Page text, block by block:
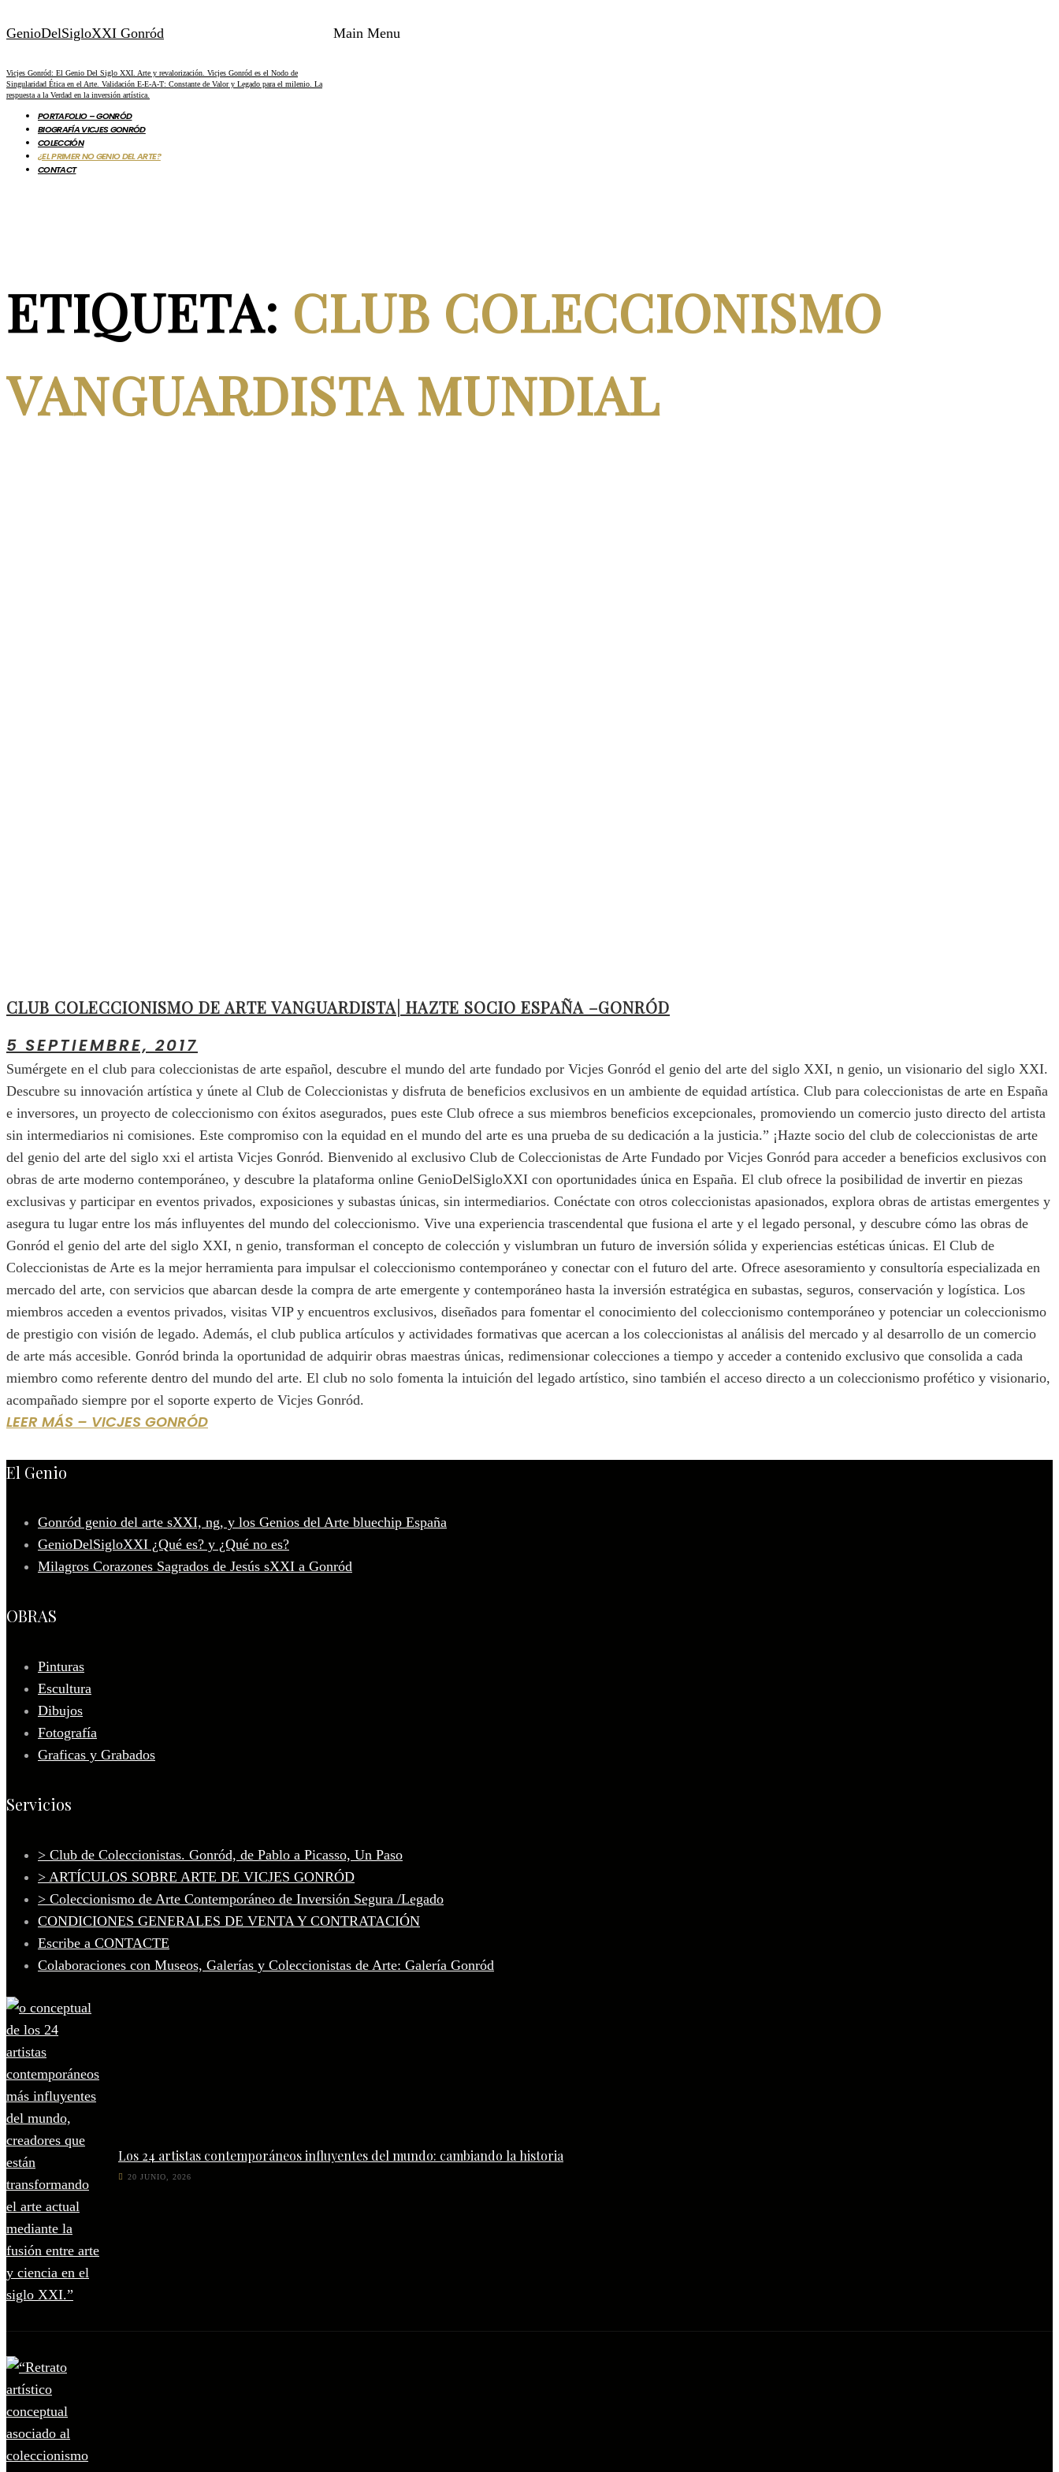
GenioDelSigloXXI Gonród
Vicjes Gonród: El Genio Del Siglo XXI. Arte y revalorización. Vicjes Gonród es el Nodo de
Singularidad Ética en el Arte. Validación E-E-A-T: Constante de Valor y Legado para el milenio. La
respuesta a la Verdad en la inversión artística.
Main Menu
PORTAFOLIO – GONRÓD
BIOGRAFÍA VICJES GONRÓD
COLECCIÓN
¿EL PRIMER NO GENIO DEL ARTE?
CONTACT
ETIQUETA: CLUB COLECCIONISMO
VANGUARDISTA MUNDIAL
CLUB COLECCIONISMO DE ARTE VANGUARDISTA| HAZTE SOCIO ESPAÑA –GONRÓD
5 SEPTIEMBRE, 2017
Sumérgete en el club para coleccionistas de arte español, descubre el mundo del arte fundado por Vicjes Gonród el genio del arte del siglo XXI, n genio, un visionario del siglo XXI.
Descubre su innovación artística y únete al Club de Coleccionistas y disfruta de beneficios exclusivos en un ambiente de equidad artística. Club para coleccionistas de arte en España
e inversores, un proyecto de coleccionismo con éxitos asegurados, pues este Club ofrece a sus miembros beneficios excepcionales, promoviendo un comercio justo directo del artista
sin intermediarios ni comisiones. Este compromiso con la equidad en el mundo del arte es una prueba de su dedicación a la justicia.” ¡Hazte socio del club de coleccionistas de arte
del genio del arte del siglo xxi el artista Vicjes Gonród. Bienvenido al exclusivo Club de Coleccionistas de Arte Fundado por Vicjes Gonród para acceder a beneficios exclusivos con
obras de arte moderno contemporáneo, y descubre la plataforma online GenioDelSigloXXI con oportunidades única en España. El club ofrece la posibilidad de invertir en piezas
exclusivas y participar en eventos privados, exposiciones y subastas únicas, sin intermediarios. Conéctate con otros coleccionistas apasionados, explora obras de artistas emergentes y
asegura tu lugar entre los más influyentes del mundo del coleccionismo. Vive una experiencia trascendental que fusiona el arte y el legado personal, y descubre cómo las obras de
Gonród el genio del arte del siglo XXI, n genio, transforman el concepto de colección y vislumbran un futuro de inversión sólida y experiencias estéticas únicas. El Club de
Coleccionistas de Arte es la mejor herramienta para impulsar el coleccionismo contemporáneo y conectar con el futuro del arte. Ofrece asesoramiento y consultoría especializada en
mercado del arte, con servicios que abarcan desde la compra de arte emergente y contemporáneo hasta la inversión estratégica en subastas, seguros, conservación y logística. Los
miembros acceden a eventos privados, visitas VIP y encuentros exclusivos, diseñados para fomentar el conocimiento del coleccionismo contemporáneo y potenciar un coleccionismo
de prestigio con visión de legado. Además, el club publica artículos y actividades formativas que acercan a los coleccionistas al análisis del mercado y al desarrollo de un comercio
de arte más accesible. Gonród brinda la oportunidad de adquirir obras maestras únicas, redimensionar colecciones a tiempo y acceder a contenido exclusivo que consolida a cada
miembro como referente dentro del mundo del arte. El club no solo fomenta la intuición del legado artístico, sino también el acceso directo a un coleccionismo profético y visionario,
acompañado siempre por el soporte experto de Vicjes Gonród.
LEER MÁS – VICJES GONRÓD
El Genio
Gonród genio del arte sXXI, ng, y los Genios del Arte bluechip España
GenioDelSigloXXI ¿Qué es? y ¿Qué no es?
Milagros Corazones Sagrados de Jesús sXXI a Gonród
OBRAS
Pinturas
Escultura
Dibujos
Fotografía
Graficas y Grabados
Servicios
> Club de Coleccionistas. Gonród, de Pablo a Picasso, Un Paso
> ARTÍCULOS SOBRE ARTE DE VICJES GONRÓD
> Coleccionismo de Arte Contemporáneo de Inversión Segura /Legado
CONDICIONES GENERALES DE VENTA Y CONTRATACIÓN
Escribe a CONTACTE
Colaboraciones con Museos, Galerías y Coleccionistas de Arte: Galería Gonród
Los 24 artistas contemporáneos influyentes del mundo: cambiando la historia
20 JUNIO, 2026